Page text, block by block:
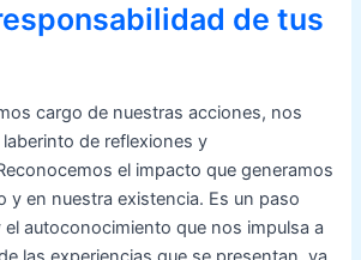
de tus
cargo de nuestras acciones, nos
de reflexiones y
el impacto que generamos
y en nuestra existencia. Es un paso
el autoconocimiento que nos impulsa a